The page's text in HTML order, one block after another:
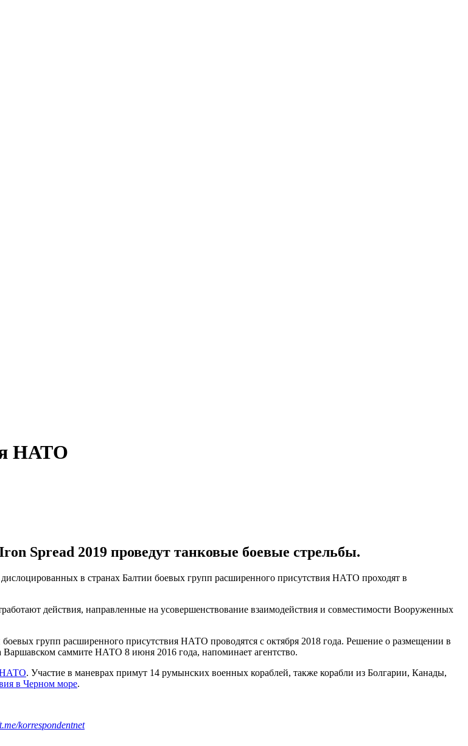
НАТО
Spread 2019 проведут танковые боевые стрельбы.
в странах Балтии боевых групп расширенного присутствия НАТО проходят в
действия, направленные на усовершенствование взаимодействия и совместимости Вооруженных
групп расширенного присутствия НАТО проводятся с октября 2018 года. Решение о размещении в
саммите НАТО 8 июня 2016 года, напоминает агентство.
НАТО. Участие в маневрах примут 14 румынских военных кораблей, также корабли из Болгарии, Канады,
в Черном море.
korrespondentnet